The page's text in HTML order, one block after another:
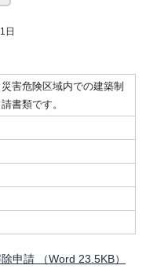
日
害危険区域内での建築制
書類です。
申請 （Word 23.5KB）